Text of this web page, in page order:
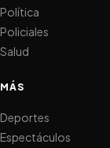
Política
Policiales
Salud
MÁS
Deportes
Espectáculos